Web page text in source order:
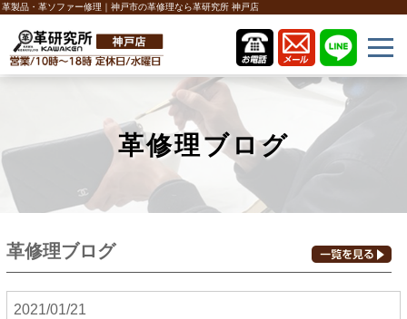
革製品・革ソファー修理｜神戸市の革修理なら革研究所 神戸店
革修理ブログ
革修理ブログ
2021/01/21